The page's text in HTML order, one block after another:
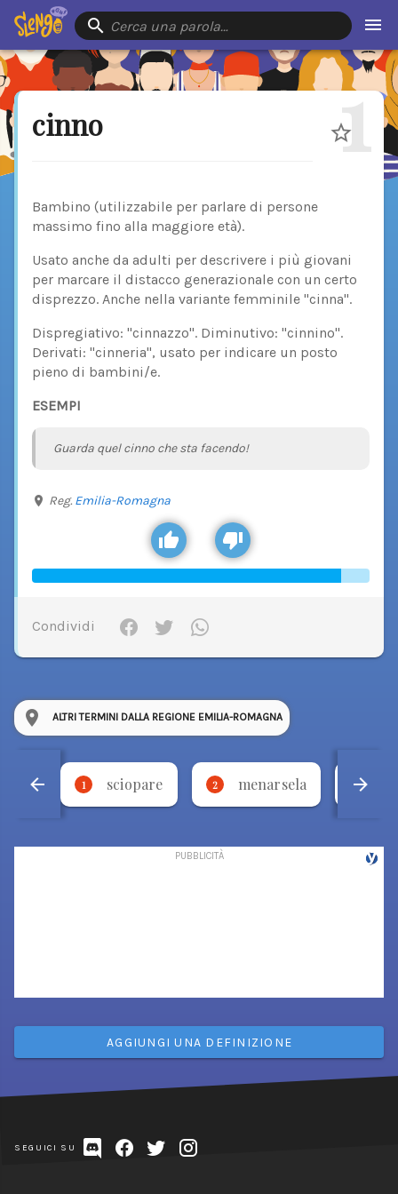
Cerca una parola…
cinno 1
Bambino (utilizzabile per parlare di persone
massimo fino alla maggiore età).
Usato anche da adulti per descrivere i più giovani
per marcare il distacco generazionale con un certo
disprezzo. Anche nella variante femminile "cinna".
Dispregiativo: "cinnazzo". Diminutivo: "cinnino".
Derivati: "cinneria", usato per indicare un posto
pieno di bambini/e.
ESEMPI
Guarda quel cinno che sta facendo!
Reg. Emilia-Romagna
Condividi
ALTRI TERMINI DALLA REGIONE EMILIA-ROMAGNA
1 sciopare 2 menarsela 3
AGGIUNGI UNA DEFINIZIONE
SEGUICI SU